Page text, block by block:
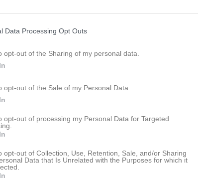
Data Processing Opt Outs
opt-out of the Sharing of my personal data.
opt-out of the Sale of my Personal Data.
opt-out of processing my Personal Data for Targeted
opt-out of Collection, Use, Retention, Sale, and/or Sharing
Data that Is Unrelated with the Purposes for which it
hemsida för klubben
gruppen
gör hemsidan i laget.se att ni gör ett proffsigt
alla med senaste nytt Presentera